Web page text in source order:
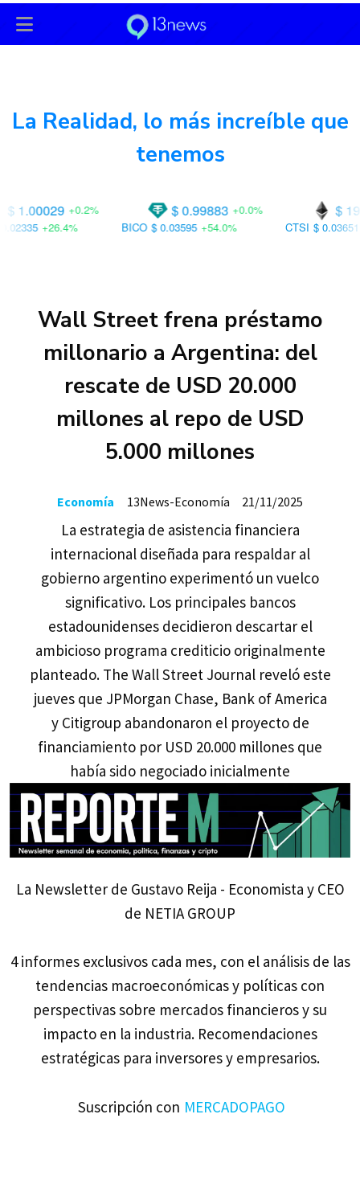
13News
User-agent: * Allow: / User-agent: Googlebot-
News Allow: /
La Realidad, lo más increíble que
tenemos
$ 1906.23 +1.8%
$ 0.99883 +0.0%
CTSI $ 0.03651 +69.4%
BICO $ 0.03595 +54.0% QI
Wall Street frena préstamo
millonario a Argentina: del
rescate de USD 20.000
millones al repo de USD
5.000 millones
La estrategia de asistencia financiera
internacional diseñada para respaldar al
gobierno argentino experimentó un vuelco
significativo. Los principales bancos
estadounidenses decidieron descartar el
ambicioso programa crediticio originalmente
planteado. The Wall Street Journal reveló este
jueves que JPMorgan Chase, Bank of America
y Citigroup abandonaron el proyecto de
financiamiento por USD 20.000 millones que
había sido negociado inicialmente
Economía 21/11/2025
13News-Economía
La Newsletter de Gustavo Reija - Economista y CEO
de NETIA GROUP
4 informes exclusivos cada mes, con el análisis de las
tendencias macroeconómicas y políticas con
perspectivas sobre mercados financieros y su
impacto en la industria. Recomendaciones
estratégicas para inversores y empresarios.
Suscripción con MERCADOPAGO